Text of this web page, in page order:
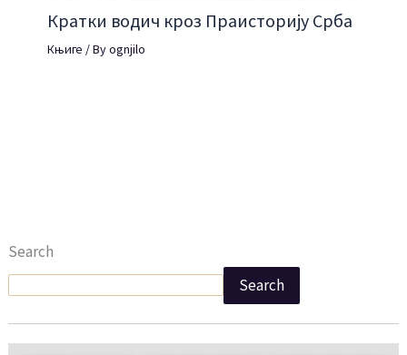
Search
Search
Кратки водич кроз Праисторију Срба
Књиге / Byognjilo